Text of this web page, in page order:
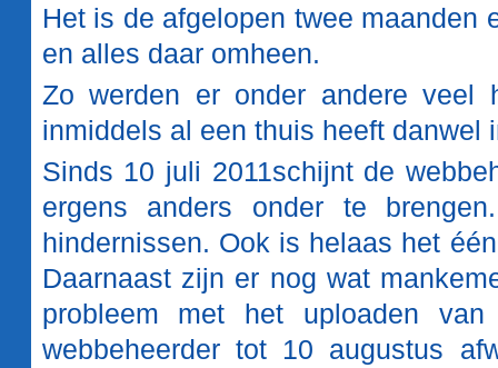
Het is de afgelopen twee maanden
en alles daar omheen.
Zo werden er onder andere veel
inmiddels al een thuis heeft danwel
Sinds 10 juli 2011schijnt de
ergens anders onder te
hindernissen. Ook is helaas het
Daarnaast zijn er nog wat
probleem met het uploaden
webbeheerder tot 10 augustus